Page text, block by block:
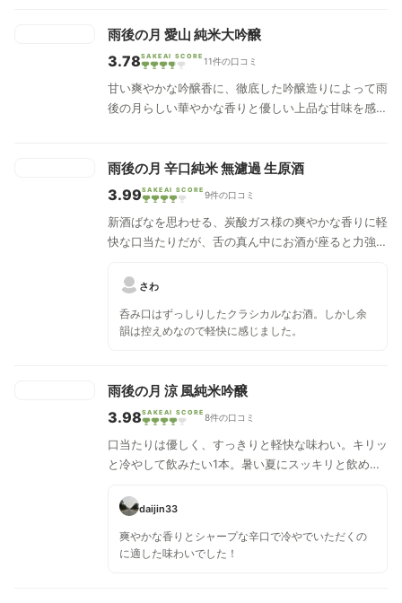
雨後の月 愛山 純米大吟醸
3.78SAKEAI SCORE 11件の口コミ
甘い爽やかな吟醸香に、徹底した吟醸造りによって雨
後の月らしい華やかな香りと優しい上品な甘味を感じ
雨後の月 辛口純米 無濾過 生原酒
3.99SAKEAI SCORE 9件の口コミ
新酒ばなを思わせる、炭酸ガス様の爽やかな香りに軽
快な口当たりだが、舌の真ん中にお酒が座ると力強さ
した骨太感のある味わいは実に迫力満点。舌に広がっ
れるように収斂し、最後は静かで爽やかな余韻を残
す。
さわ
呑み口はずっしりしたクラシカルなお酒。しかし余
韻は控えめなので軽快に感じました。
雨後の月 涼 風純米吟醸
3.98SAKEAI SCORE 8件の口コミ
口当たりは優しく、すっきりと軽快な味わい。キリッ
と冷やして飲みたい1本。暑い夏にスッキリと飲める
せ醸した。瓶燗火入れ、3℃にて瓶貯蔵。スカっとし
す。
daijin33
爽やかな香りとシャープな辛口で冷やでいただくの
に適した味わいでした！